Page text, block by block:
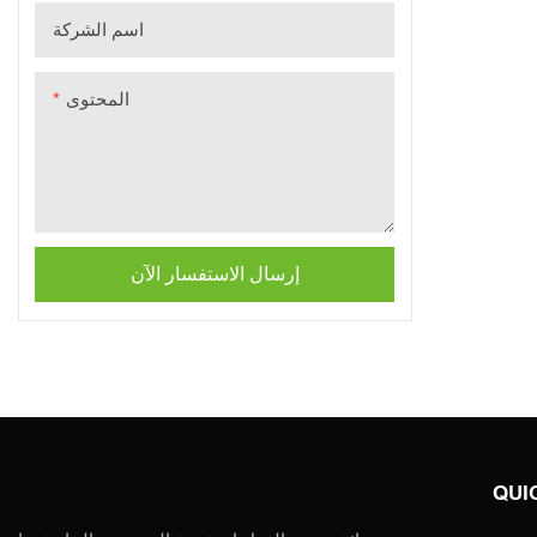
اسم الشركة
المحتوى
إرسال الاستفسار الآن